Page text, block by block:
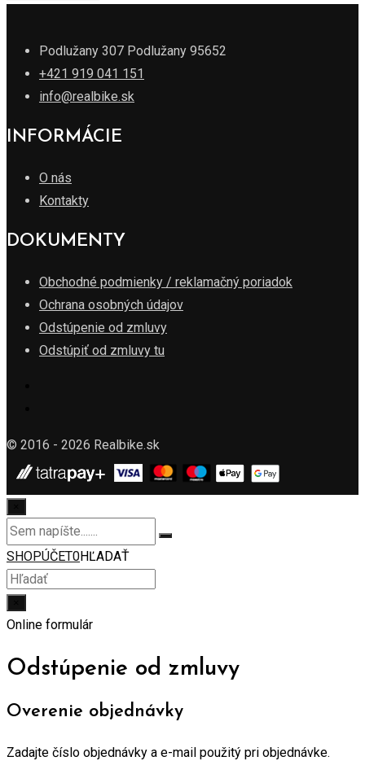
Podlužany 307 Podlužany 95652
+421 919 041 151
info@realbike.sk
INFORMÁCIE
O nás
Kontakty
DOKUMENTY
Obchodné podmienky / reklamačný poriadok
Ochrana osobných údajov
Odstúpenie od zmluvy
Odstúpiť od zmluvy tu
© 2016 - 2026 Realbike.sk
SHOPÚČET0HĽADAŤ
Online formulár
Odstúpenie od zmluvy
Overenie objednávky
Zadajte číslo objednávky a e-mail použitý pri objednávke.